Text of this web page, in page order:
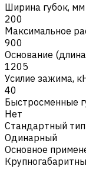
Ширина губок, мм
200
Максимальное
900
Основание
1205
Усилие зажима,
40
Быстросменные
Нет
Стандартный
Одинарный
Основное